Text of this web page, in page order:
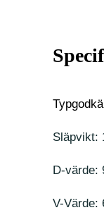
Släpvikt:
D-värde:
V-Värde: